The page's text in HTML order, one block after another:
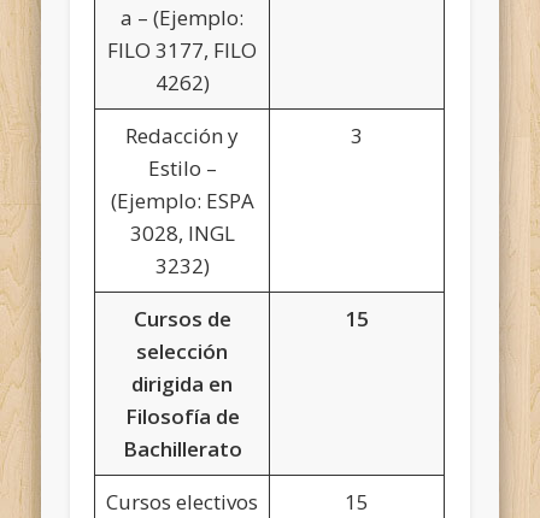
a – (Ejemplo:
FILO 3177, FILO
4262)
Redacción y
Estilo –
(Ejemplo: ESPA
3028, INGL
3232)
3
Cursos de
selección
dirigida en
Filosofía de
Bachillerato
15
Cursos electivos
15